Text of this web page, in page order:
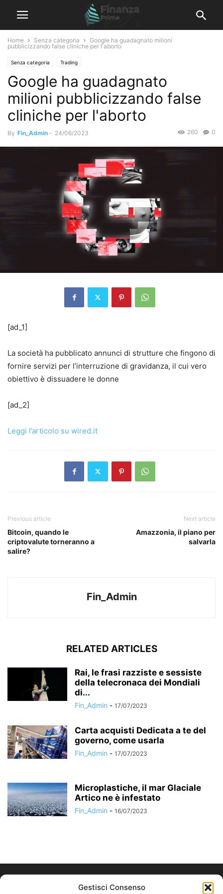
Gestisci Consenso
Home Senza categoria
Google ha guadagnato milioni
pubblicizzando false cliniche per l'aborto
Senza categoria Trading
Google ha guadagnato
milioni pubblicizzando false
cliniche per l'aborto
By Fin_Admin - 24/06/2023 0
260
[ad_1]
La società ha pubblicato annunci di strutture che fingono di
fornire servizi per l’interruzione di gravidanza, il cui vero
obiettivo è dissuadere le donne
[ad_2]
Leggi l’articolo su wired.it
Previous article
Bitcoin, quando le
criptovalute torneranno a
salire?
Next article
Amazzonia, il piano per
salvarla
Fin_Admin
RELATED ARTICLES
Rai, le frasi razziste e sessiste
della telecronaca dei Mondiali
di...
Fin_Admin - 17/07/2023
Carta acquisti Dedicata a te del
governo, come usarla
Fin_Admin - 17/07/2023
Microplastiche, il mar Glaciale
Artico ne è infestato
Fin_Admin - 16/07/2023